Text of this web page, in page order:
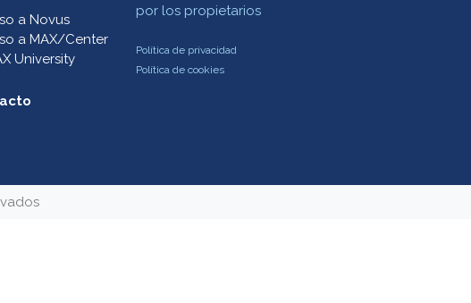
a Novus
a MAX/Center
University
por los propietarios
Política de privacidad
Política de cookies